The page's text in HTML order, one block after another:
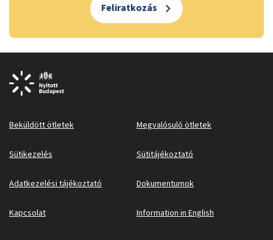
Feliratkozás
Beküldött ötletek Megvalósuló ötletek
Sütikezelés Sütitájékoztató
Adatkezelési tájékoztató Dokumentumok
Kapcsolat Information in English